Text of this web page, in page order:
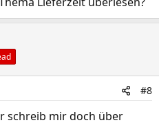
#8
schreib mir doch über